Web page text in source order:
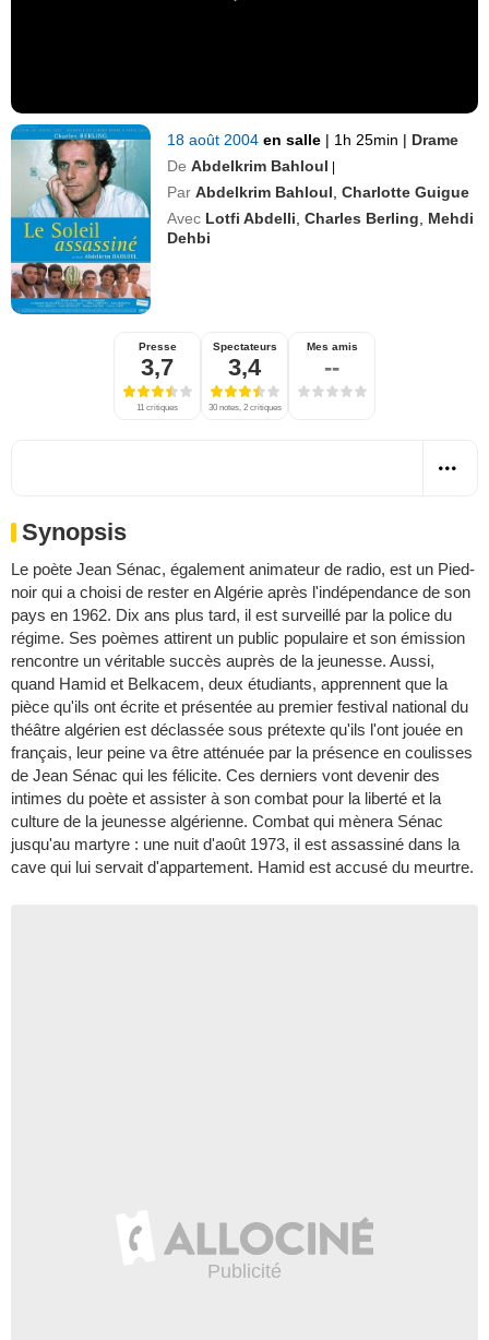
18 août 2004en salle | 1h 25min | Drame
De Abdelkrim Bahloul |
Par Abdelkrim Bahloul ,Charlotte Guigue
Avec Lotfi Abdelli ,Charles Berling
Mehdi
Dehbi
Presse
3,7
11 critiques
Spectateurs
3,4
30 notes, 2 critiques
Mes amis
--
Synopsis
Le poète Jean Sénac, également animateur de radio, est un Pied-
noir qui a choisi de rester en Algérie après l'indépendance de son
pays en 1962. Dix ans plus tard, il est surveillé par la police du
régime. Ses poèmes attirent un public populaire et son émission
rencontre un véritable succès auprès de la jeunesse. Aussi,
quand Hamid et Belkacem, deux étudiants, apprennent que la
pièce qu'ils ont écrite et présentée au premier festival national du
théâtre algérien est déclassée sous prétexte qu'ils l'ont jouée en
français, leur peine va être atténuée par la présence en coulisses
de Jean Sénac qui les félicite. Ces derniers vont devenir des
intimes du poète et assister à son combat pour la liberté et la
culture de la jeunesse algérienne. Combat qui mènera Sénac
jusqu'au martyre : une nuit d'août 1973, il est assassiné dans la
cave qui lui servait d'appartement. Hamid est accusé du meurtre.